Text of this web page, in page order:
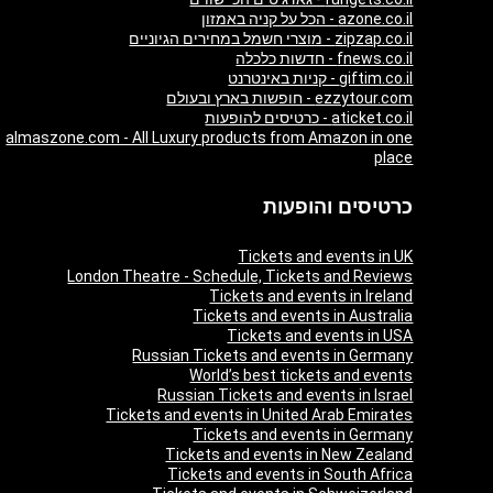
azone.co.il - הכל על קניה באמזון
zipzap.co.il - מוצרי חשמל במחירים הגיוניים
fnews.co.il - חדשות כלכלה
giftim.co.il - קניות באינטרנט
ezzytour.com - חופשות בארץ ובעולם
aticket.co.il - כרטיסים להופעות
almaszone.com - All Luxury products from Amazon in one
place
כרטיסים והופעות
Tickets and events in UK
London Theatre - Schedule, Tickets and Reviews
Tickets and events in Ireland
Tickets and events in Australia
Tickets and events in USA
Russian Tickets and events in Germany
World’s best tickets and events
Russian Tickets and events in Israel
Tickets and events in United Arab Emirates
Tickets and events in Germany
Tickets and events in New Zealand
Tickets and events in South Africa